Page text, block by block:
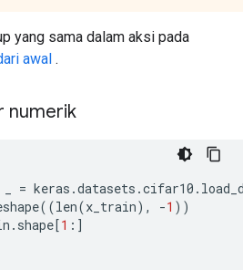
yang sama dalam aksi pada
awal .
numerik
= keras .datasets .cifar10 .
((len(x_train), -1 ))
. shape[1 :]